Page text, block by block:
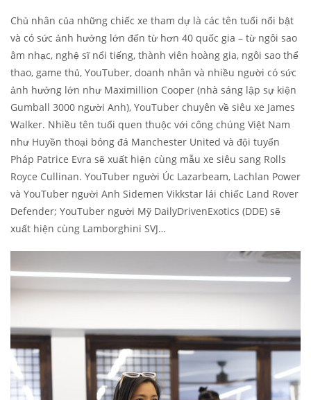
Chủ nhân của những chiếc xe tham dự là các tên tuổi nổi bật
và có sức ảnh hưởng lớn đến từ hơn 40 quốc gia – từ ngôi sao
âm nhạc, nghệ sĩ nổi tiếng, thành viên hoàng gia, ngôi sao thể
thao, game thủ, YouTuber, doanh nhân và nhiều người có sức
ảnh hưởng lớn như Maximillion Cooper (nhà sáng lập sự kiện
Gumball 3000 người Anh), YouTuber chuyên về siêu xe James
Walker. Nhiều tên tuổi quen thuộc với công chúng Việt Nam
như Huyền thoại bóng đá Manchester United và đội tuyển
Pháp Patrice Evra sẽ xuất hiện cùng mẫu xe siêu sang Rolls
Royce Cullinan. YouTuber người Úc Lazarbeam, Lachlan Power
và YouTuber người Anh Sidemen Vikkstar lái chiếc Land Rover
Defender; YouTuber người Mỹ DailyDrivenExotics (DDE) sẽ
xuất hiện cùng Lamborghini SVJ…